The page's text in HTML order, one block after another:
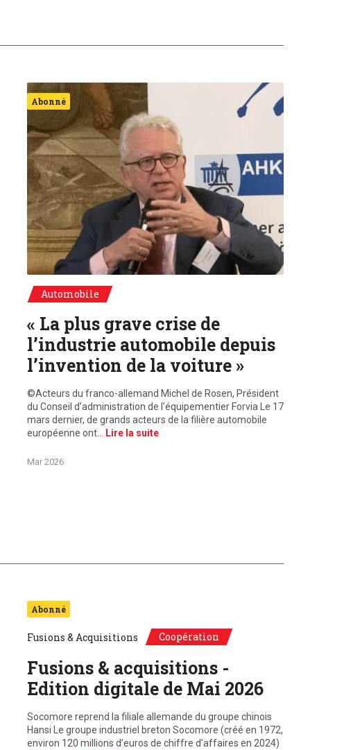
Abonné
Automobile
« La plus grave crise de
l’industrie automobile depuis
l’invention de la voiture »
©Acteurs du franco-allemand Michel de Rosen, Président
du Conseil d’administration de l’équipementier Forvia Le 17
mars dernier, de grands acteurs de la filière automobile
européenne ont… Lire la suite
Mar 2026
Abonné
Fusions & Acquisitions Coopération
Fusions & acquisitions -
Edition digitale de Mai 2026
Socomore reprend la filiale allemande du groupe chinois
Hansi Le groupe industriel breton Socomore (créé en 1972,
environ 120 millions d’euros de chiffre d’affaires en 2024)